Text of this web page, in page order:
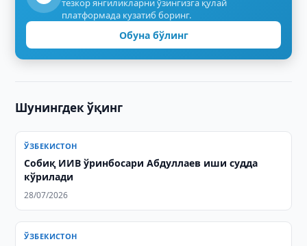
тезкор янгиликларни ўзингизга қулай
платформада кузатиб боринг.
Обуна бўлинг
Шунингдек ўқинг
ЎЗБЕКИСТОН
Собиқ ИИВ ўринбосари Абдуллаев иши судда
кўрилади
28/07/2026
ЎЗБЕКИСТОН